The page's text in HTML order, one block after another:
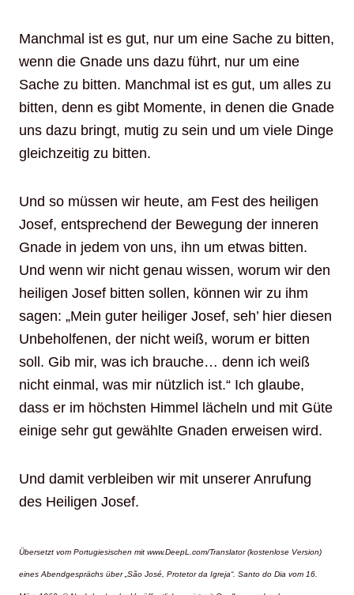
Manchmal ist es gut, nur um eine Sache zu bitten,
wenn die Gnade uns dazu führt, nur um eine
Sache zu bitten. Manchmal ist es gut, um alles zu
bitten, denn es gibt Momente, in denen die Gnade
uns dazu bringt, mutig zu sein und um viele Dinge
gleichzeitig zu bitten.
Und so müssen wir heute, am Fest des heiligen
Josef, entsprechend der Bewegung der inneren
Gnade in jedem von uns, ihn um etwas bitten.
Und wenn wir nicht genau wissen, worum wir den
heiligen Josef bitten sollen, können wir zu ihm
sagen: „Mein guter heiliger Josef, seh’ hier diesen
Unbeholfenen, der nicht weiß, worum er bitten
soll. Gib mir, was ich brauche… denn ich weiß
nicht einmal, was mir nützlich ist.“ Ich glaube,
dass er im höchsten Himmel lächeln und mit Güte
einige sehr gut gewählte Gnaden erweisen wird.
Und damit verbleiben wir mit unserer Anrufung
des Heiligen Josef.
Übersetzt vom Portugiesischen mit www.DeepL.com/Translator (kostenlose Version)
eines Abendgesprächs über „São José, Protetor da Igreja“. Santo do Dia vom 16.